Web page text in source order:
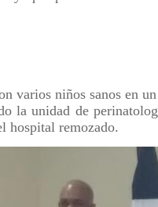
varios niños sanos en
la unidad de
hospital remozado.